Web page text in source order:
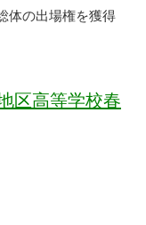
体の出場権を獲得
区高等学校春